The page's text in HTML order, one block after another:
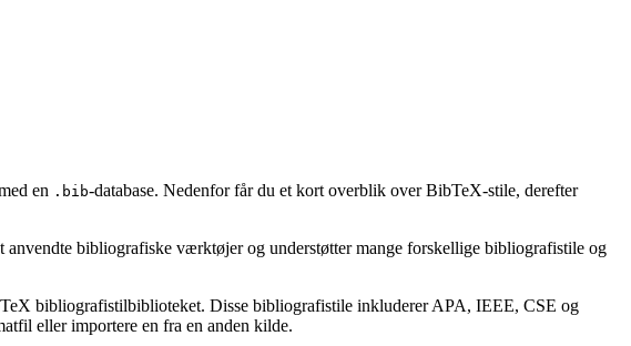
en .bib-database. Nedenfor får du et kort overblik over BibTeX-stile, derefter
bibliografiske værktøjer og understøtter mange forskellige bibliografistile og
bibliografistilbiblioteket. Disse bibliografistile inkluderer APA, IEEE, CSE og
eller importere en fra en anden kilde.